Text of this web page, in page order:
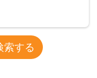
索する